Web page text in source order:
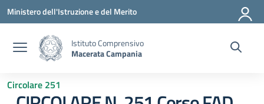
Vai ai contenuti
Vai al menu di navigazione
Vai al footer
Ministero dell'Istruzione e del Merito
Istituto Comprensivo
Macerata Campania
Circolare 251